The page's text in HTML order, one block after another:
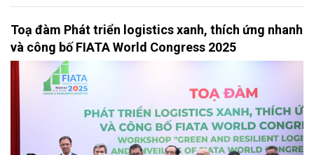
Toạ đàm Phát triển logistics xanh, thích ứng nhanh
và công bố FIATA World Congress 2025